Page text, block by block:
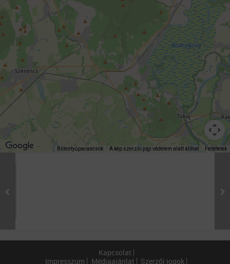
Billentyűparancsok A kép szerzői jogi védelem alatt állhat Feltételek
Kapcsolat
Impresszum
Médiaajánlat Szerzői jogok